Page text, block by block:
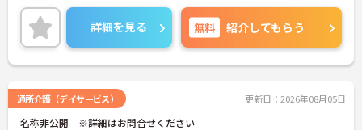
詳細を見る 無料 紹介してもらう
通所介護（デイサービス） 更新日：2026年08月05日
名称非公開 ※詳細はお問合せください